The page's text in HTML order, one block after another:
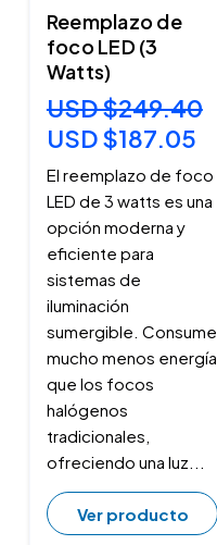
Reemplazo de
foco LED (3
Watts)
USD $249.40
USD $187.05
El reemplazo de foco
LED de 3 watts es una
opción moderna y
eficiente para
sistemas de
iluminación
sumergible. Consume
mucho menos energía
que los focos
halógenos
tradicionales,
ofreciendo una luz...
Ver producto